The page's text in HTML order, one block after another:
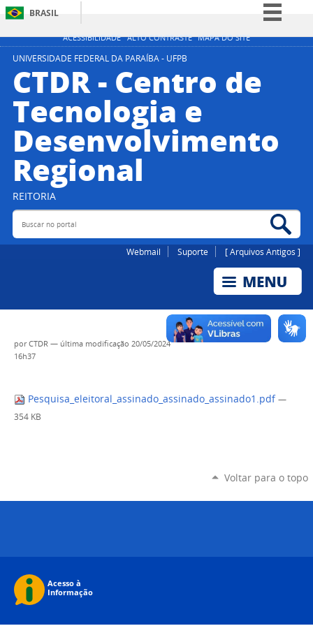
ACESSIBILIDADE ALTO CONTRASTE MAPA DO SITE
BRASIL
Simplifique!
Participe
Legislação
Canais
UNIVERSIDADE FEDERAL DA PARAÍBA - UFPB
CTDR - Centro de
Tecnologia e
Desenvolvimento
Regional
REITORIA
Buscar no portal
Webmail Suporte [ Arquivos Antigos ]
porCTDR — última modificação 20/05/2024
16h37
Pesquisa_eleitoral_assinado_assinado_assinado1.pdf —
354 KB
Voltar para o topo